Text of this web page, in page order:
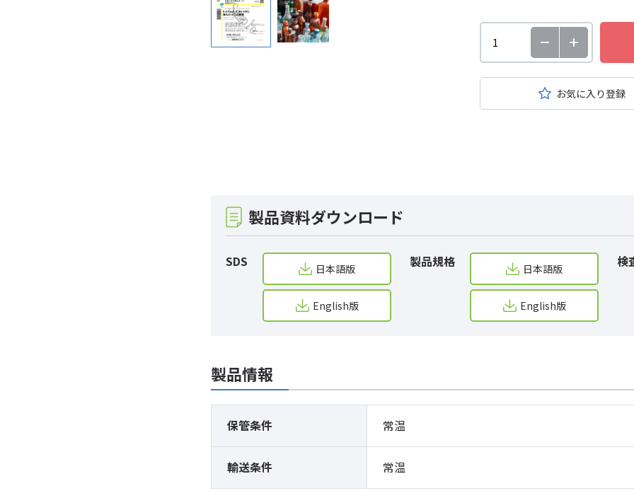
お気に入り登録
製品資料ダウンロード
SDS 日本語版
English版
製品規格 日本語版
English版
検
製品情報
保管条件 常温
輸送条件 常温